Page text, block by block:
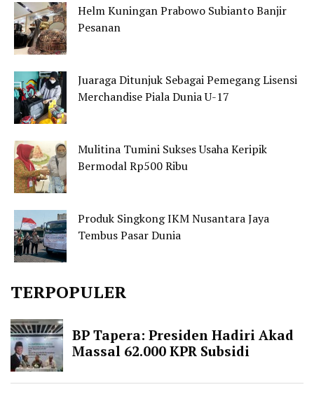
Helm Kuningan Prabowo Subianto Banjir
Pesanan
Juaraga Ditunjuk Sebagai Pemegang Lisensi
Merchandise Piala Dunia U-17
Mulitina Tumini Sukses Usaha Keripik
Bermodal Rp500 Ribu
Produk Singkong IKM Nusantara Jaya
Tembus Pasar Dunia
TERPOPULER